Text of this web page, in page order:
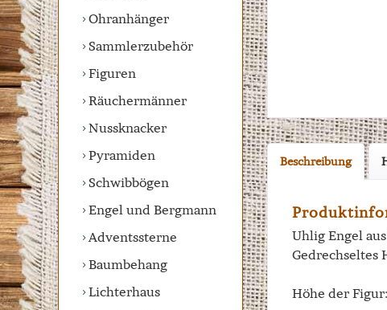
Ohranhänger
Sammlerzubehör
Figuren
Räuchermänner
Nussknacker
Pyramiden
Schwibbögen
Engel und Bergmann
Adventssterne
Baumbehang
Lichterhaus
Beschreibung
Uhlig Engel
Gedrechseltes
Höhe der